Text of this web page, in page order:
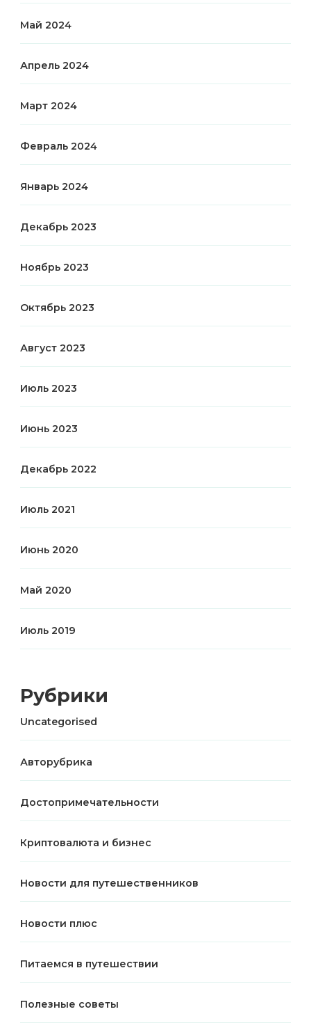
Май 2024
Апрель 2024
Март 2024
Февраль 2024
Январь 2024
Декабрь 2023
Ноябрь 2023
Октябрь 2023
Август 2023
Июль 2023
Июнь 2023
Декабрь 2022
Июль 2021
Июнь 2020
Май 2020
Июль 2019
Рубрики
Uncategorised
Авторубрика
Достопримечательности
Криптовалюта и бизнес
Новости для путешественников
Новости плюс
Питаемся в путешествии
Полезные советы